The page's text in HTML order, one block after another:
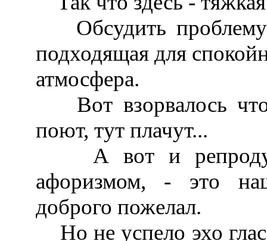
Обсудить проблему
подходящая для
атмосфера.
Вот взорвалось
поют, тут плачут...
А вот и
афоризмом, - это
доброго пожелал.
Но не успело эхо